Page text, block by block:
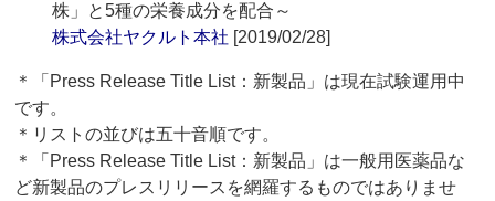
株」と5種の栄養成分を配合～
株式会社ヤクルト本社 [2019/02/28]
＊「Press Release Title List：新製品」は現在試験運用中
です。
＊リストの並びは五十音順です。
＊「Press Release Title List：新製品」は一般用医薬品な
ど新製品のプレスリリースを網羅するものではありませ